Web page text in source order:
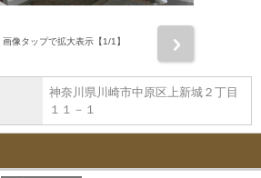
画像タップで拡大表示【1/1】
神奈川県川崎市中原区上新城２丁目
１１－１